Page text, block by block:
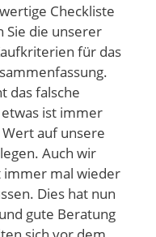
Checkliste
die unserer
für das
das falsche
ist immer
auf unsere
Auch wir
immer mal wieder
Dies hat nun
gute Beratung